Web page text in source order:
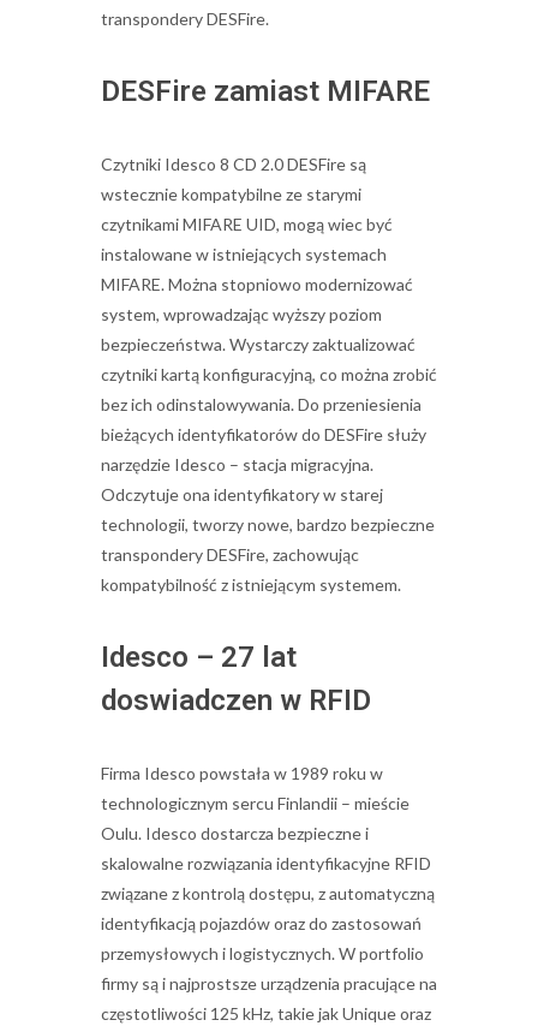
transpondery DESFire.
DESFire zamiast MIFARE
Czytniki Idesco 8 CD 2.0 DESFire są
wstecznie kompatybilne ze starymi
czytnikami MIFARE UID, mogą wiec być
instalowane w istniejących systemach
MIFARE. Można stopniowo modernizować
system, wprowadzając wyższy poziom
bezpieczeństwa. Wystarczy zaktualizować
czytniki kartą konfiguracyjną, co można zrobić
bez ich odinstalowywania. Do przeniesienia
bieżących identyfikatorów do DESFire służy
narzędzie Idesco – stacja migracyjna.
Odczytuje ona identyfikatory w starej
technologii, tworzy nowe, bardzo bezpieczne
transpondery DESFire, zachowując
kompatybilność z istniejącym systemem.
Idesco – 27 lat
doswiadczen w RFID
Firma Idesco powstała w 1989 roku w
technologicznym sercu Finlandii – mieście
Oulu. Idesco dostarcza bezpieczne i
skalowalne rozwiązania identyfikacyjne RFID
związane z kontrolą dostępu, z automatyczną
identyfikacją pojazdów oraz do zastosowań
przemysłowych i logistycznych. W portfolio
firmy są i najprostsze urządzenia pracujące na
częstotliwości 125 kHz, takie jak Unique oraz